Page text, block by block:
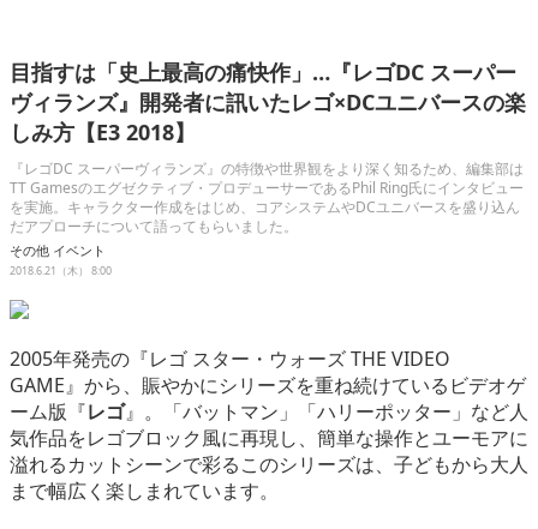
企業動向
人材育成
産業政策
連載
イベント/セミナー
eスポーツ
目指すは「史上最高の痛快作」…『レゴDC スーパー
ヴィランズ』開発者に訊いたレゴ×DCユニバースの楽
しみ方【E3 2018】
『レゴDC スーパーヴィランズ』の特徴や世界観をより深く知るため、編集部は
TT Gamesのエグゼクティブ・プロデューサーであるPhil Ring氏にインタビュー
を実施。キャラクター作成をはじめ、コアシステムやDCユニバースを盛り込ん
だアプローチについて語ってもらいました。
その他 イベント
2018.6.21（木） 8:00
2005年発売の『レゴ スター・ウォーズ THE VIDEO
GAME』から、賑やかにシリーズを重ね続けているビデオゲ
ーム版『レゴ』。「バットマン」「ハリーポッター」など人
気作品をレゴブロック風に再現し、簡単な操作とユーモアに
溢れるカットシーンで彩るこのシリーズは、子どもから大人
まで幅広く楽しまれています。